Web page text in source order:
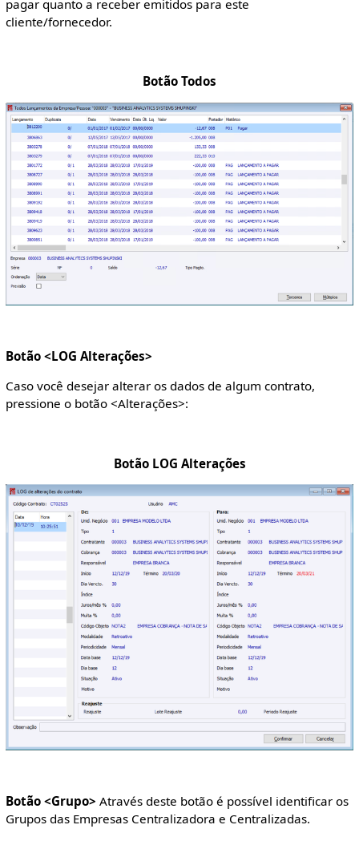
pagar quanto a receber emitidos para este
cliente/fornecedor.
Botão Todos
Botão <LOG Alterações>
Caso você desejar alterar os dados de algum contrato,
pressione o botão <Alterações>:
Botão LOG Alterações
Botão <Grupo> Através deste botão é possível identificar os
Grupos das Empresas Centralizadora e Centralizadas.